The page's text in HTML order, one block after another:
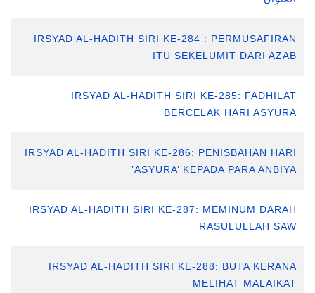
IRSYAD AL-HADITH SIRI KE-284 : PERMUSAFIRAN
ITU SEKELUMIT DARI AZAB
IRSYAD AL-HADITH SIRI KE-285: FADHILAT
BERCELAK HARI ASYURA’
IRSYAD AL-HADITH SIRI KE-286: PENISBAHAN HARI
ASYURA’ KEPADA PARA ANBIYA’
IRSYAD AL-HADITH SIRI KE-287: MEMINUM DARAH
RASULULLAH SAW
IRSYAD AL-HADITH SIRI KE-288: BUTA KERANA
MELIHAT MALAIKAT